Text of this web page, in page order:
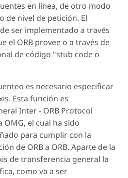
en línea, de otro modo
de nivel de petición. El
ser implementado a través
el ORB provee o a través de
de código "stub code o
es necesario especificar
Esta función es
Inter - ORB Protocol
el cual ha sido
para cumplir con la
de ORB a ORB. Aparte de la
de transferencia general la
como va a ser